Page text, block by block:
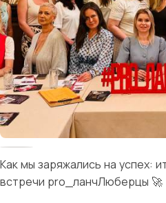
Как мы заряжались на успех:
встречи pro_ланчЛюберцы 🚀